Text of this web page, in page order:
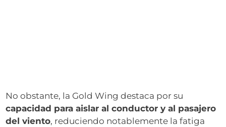
No obstante, la Gold Wing destaca por su
capacidad para aislar al conductor y al pasajero
del viento, reduciendo notablemente la fatiga